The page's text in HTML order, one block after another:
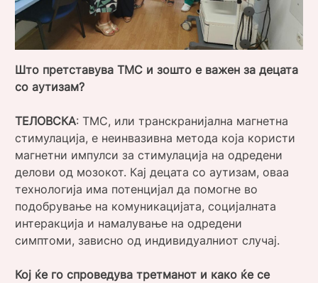
Што претставува ТМС и зошто е важен за децата
со аутизам?
ТЕЛОВСКА: ТМС, или транскранијална магнетна
стимулација, е неинвазивна метода која користи
магнетни импулси за стимулација на одредени
делови од мозокот. Кај децата со аутизам, оваа
технологија има потенцијал да помогне во
подобрување на комуникацијата, социјалната
интеракција и намалување на одредени
симптоми, зависно од индивидуалниот случај.
Кој ќе го спроведува третманот и како ќе се